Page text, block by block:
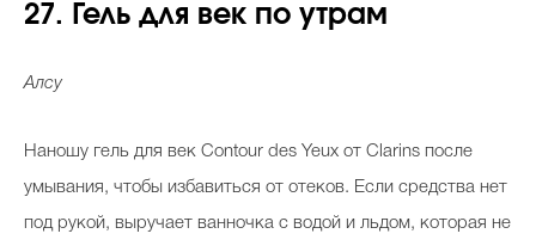
27. Гель для век по утрам
Алсу
Наношу гель для век Contour des Yeux от Clarins после
умывания, чтобы избавиться от отеков. Если средства нет
под рукой, выручает ванночка с водой и льдом, которая не